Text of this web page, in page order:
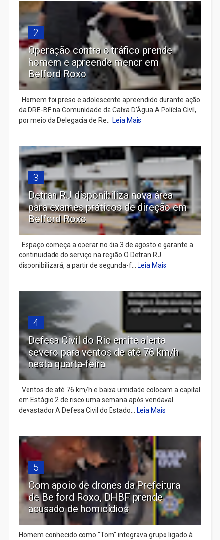
2
Operação contra o tráfico prende
homem e apreende menor em
Belford Roxo
Homem foi preso e adolescente apreendido durante ação
da DRE-BF na Comunidade da Caixa D’Água A Polícia Civil,
por meio da Delegacia de Re...
Leia Mais
3
Detran RJ disponibiliza nova área
para exames práticos de direção em
Belford Roxo
Espaço começa a operar no dia 3 de agosto e garante a
continuidade do serviço na região O Detran RJ
disponibilizará, a partir de segunda-f...
Leia Mais
4
Defesa Civil do Rio emite alerta
severo para ventos de até 76 km/h
nesta quarta-feira
Ventos de até 76 km/h e baixa umidade colocam a capital
em Estágio 2 de risco uma semana após vendaval
devastador A Defesa Civil do Estado...
Leia Mais
5
Com apoio de drones da Prefeitura
de Belford Roxo, DHBF prende
acusado de homicídios
Homem conhecido como "Tom" integrava grupo ligado à